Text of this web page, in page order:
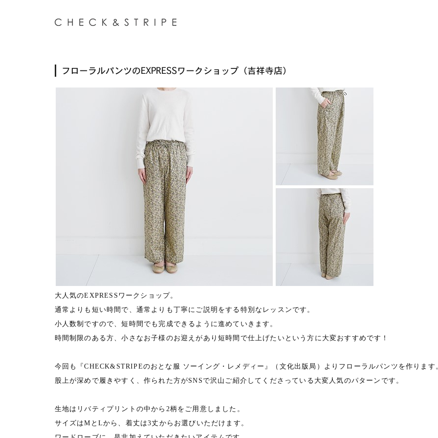
フローラルパンツのEXPRESSワークショップ（吉祥寺店）
大人気のEXPRESSワークショップ。
通常よりも短い時間で、通常よりも丁寧にご説明をする特別なレッスンです。
小人数制ですので、短時間でも完成できるように進めていきます。
時間制限のある方、小さなお子様のお迎えがあり短時間で仕上げたいという方に大変おすすめです！
今回も『CHECK&STRIPEのおとな服 ソーイング・レメディー』（文化出版局）よりフローラルパンツを作ります
股上が深めで履きやすく、作られた方がSNSで沢山ご紹介してくださっている大変人気のパターンです。
生地はリバティプリントの中から2柄をご用意しました。
サイズはMとLから、着丈は3丈からお選びいただけます。